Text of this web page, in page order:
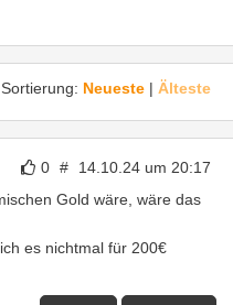
Sortierung: Neueste | Älteste
0 # 14.10.24 um 20:17
Gold wäre, wäre das
es nichtmal für 200€